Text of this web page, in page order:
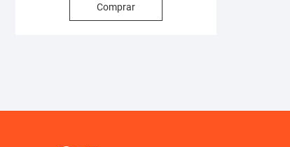
Comprar